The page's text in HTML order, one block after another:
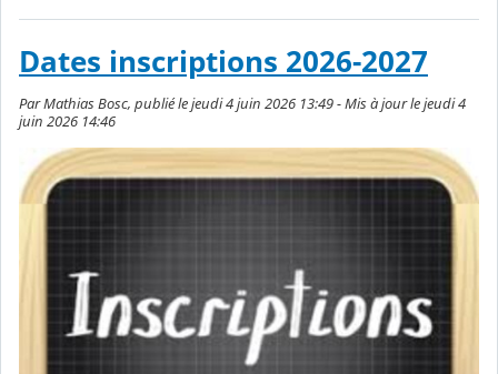
Dates inscriptions 2026-2027
Par Mathias Bosc, publié le jeudi 4 juin 2026 13:49 - Mis à jour le jeudi 4
juin 2026 14:46